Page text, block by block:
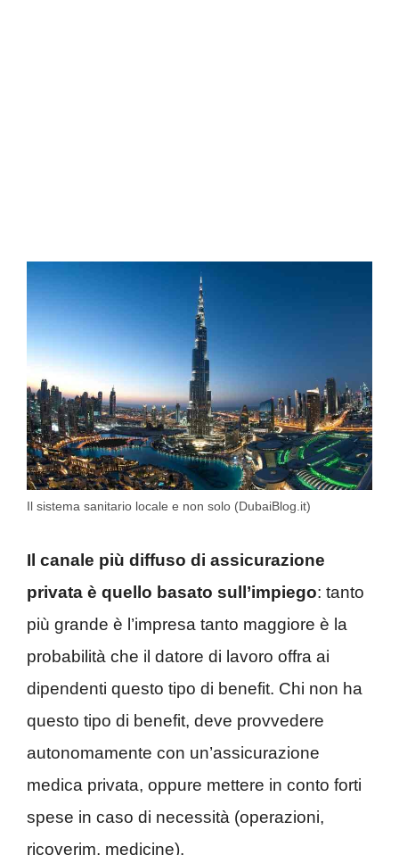
Il sistema sanitario locale e non solo (DubaiBlog.it)
Il canale più diffuso di assicurazione
privata è quello basato sull’impiego: tanto
più grande è l’impresa tanto maggiore è la
probabilità che il datore di lavoro offra ai
dipendenti questo tipo di benefit. Chi non ha
questo tipo di benefit, deve provvedere
autonomamente con un’assicurazione
medica privata, oppure mettere in conto forti
spese in caso di necessità (operazioni,
ricoverim, medicine).